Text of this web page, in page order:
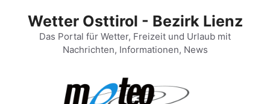
springen
Wetter Osttirol - Bezirk Lienz
Das Portal für Wetter, Freizeit und Urlaub mit
Nachrichten, Informationen, News